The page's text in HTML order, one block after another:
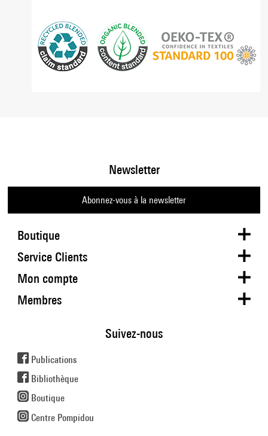
Boutique
Newsletter
Abonnez-vous à la newsletter
Service Clients
Mon compte
Membres
Suivez-nous
Publications
Bibliothèque
Boutique
Centre Pompidou